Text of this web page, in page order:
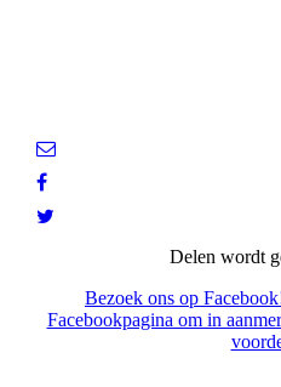
Delen wordt
Bezoek ons op
Facebookpagina om in